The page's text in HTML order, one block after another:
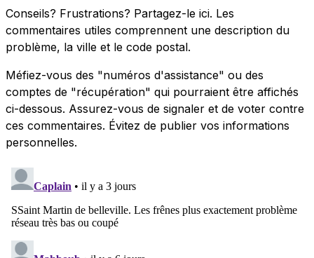
Conseils? Frustrations? Partagez-le ici. Les
commentaires utiles comprennent une description du
problème, la ville et le code postal.
Méfiez-vous des "numéros d'assistance" ou des
comptes de "récupération" qui pourraient être affichés
ci-dessous. Assurez-vous de signaler et de voter contre
ces commentaires. Évitez de publier vos informations
personnelles.